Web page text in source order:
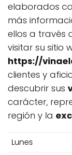
elaborados
más
ellos a través
visitar su sitio
https://
clientes y
descubrir sus
carácter,
región y la
Lunes